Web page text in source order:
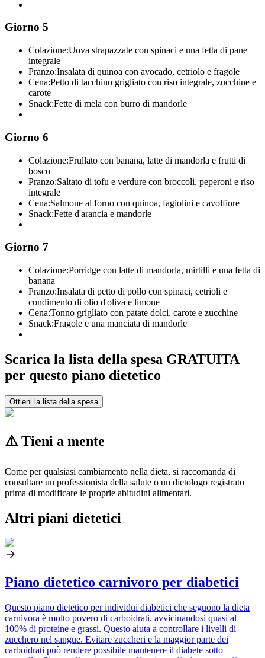
Giorno 5
Colazione:Uova strapazzate con spinaci e una fetta di pane
integrale
Pranzo:Insalata di quinoa con avocado, cetriolo e fragole
Cena:Petto di tacchino grigliato con riso integrale, zucchine e
carote
Snack:Fette di mela con burro di mandorle
Giorno 6
Colazione:Frullato con banana, latte di mandorla e frutti di
bosco
Pranzo:Saltato di tofu e verdure con broccoli, peperoni e riso
integrale
Cena:Salmone al forno con quinoa, fagiolini e cavolfiore
Snack:Fette d'arancia e mandorle
Giorno 7
Colazione:Porridge con latte di mandorla, mirtilli e una fetta di
banana
Pranzo:Insalata di petto di pollo con spinaci, cetrioli e
condimento di olio d'oliva e limone
Cena:Tonno grigliato con patate dolci, carote e zucchine
Snack:Fragole e una manciata di mandorle
Scarica la lista della spesa GRATUITA
per questo piano dietetico
Ottieni la lista della spesa
⚠️ Tieni a mente
Come per qualsiasi cambiamento nella dieta, si raccomanda di
consultare un professionista della salute o un dietologo registrato
prima di modificare le proprie abitudini alimentari.
Altri piani dietetici
Piano dietetico carnivoro per diabetici
Questo piano dietetico per individui diabetici che seguono la dieta
carnivora è molto povero di carboidrati, avvicinandosi quasi al
100% di proteine e grassi. Questo aiuta a controllare i livelli di
zucchero nel sangue. Evitare zuccheri e la maggior parte dei
carboidrati può rendere possibile mantenere il diabete sotto